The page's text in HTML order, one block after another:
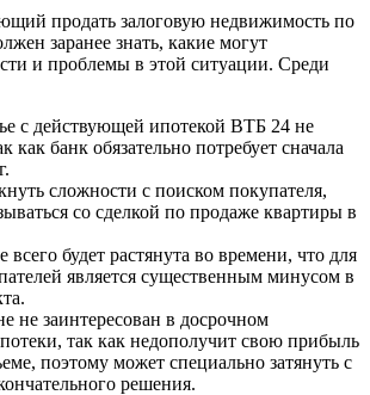
продать залоговую недвижимость по
заранее знать, какие могут
и проблемы в этой ситуации. Среди
с действующей ипотекой ВТБ 24 не
как банк обязательно потребует сначала
сложности с поиском покупателя,
со сделкой по продаже квартиры в
всего будет растянута во времени, что для
является существенным минусом в
не заинтересован в досрочном
так как недополучит свою прибыль
поэтому может специально затянуть с
решения.